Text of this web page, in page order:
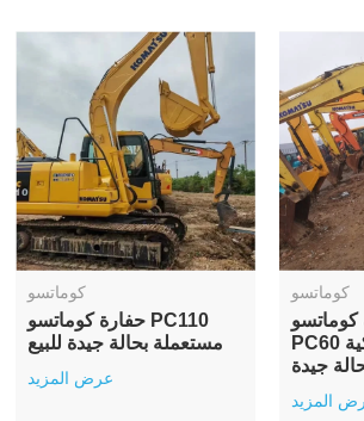
كوماتسو
حفارة كوماتسو PC110
مستعملة بحالة جيدة للبيع
عرض المزيد
كوماتسو
PC60 حفارة هيدروليكية
جيدة
المزيد